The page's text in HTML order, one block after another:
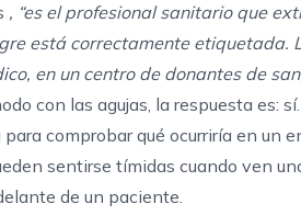
, “es el profesional sanitario que
está correctamente etiquetada.
en un centro de donantes de
con las agujas, la respuesta es: sí.
comprobar qué ocurriría en un
sentirse tímidas cuando ven
de un paciente.